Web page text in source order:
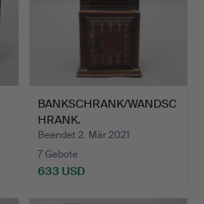
BANKSCHRANK/WANDSC
HRANK.
Beendet 2. Mär 2021
7 Gebote
633 USD